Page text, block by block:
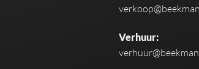
Verhuur: